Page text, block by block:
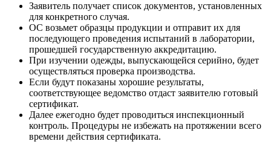
Заявитель получает список документов, установленных
для конкретного случая.
ОС возьмет образцы продукции и отправит их для
последующего проведения испытаний в лаборатории,
прошедшей государственную аккредитацию.
При изучении одежды, выпускающейся серийно, будет
осуществляться проверка производства.
Если будут показаны хорошие результаты,
соответствующее ведомство отдаст заявителю готовый
сертификат.
Далее ежегодно будет проводиться инспекционный
контроль. Процедуры не избежать на протяжении всего
времени действия сертификата.